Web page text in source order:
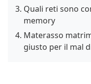
Quali reti sono
memory
Materasso
giusto per il mal